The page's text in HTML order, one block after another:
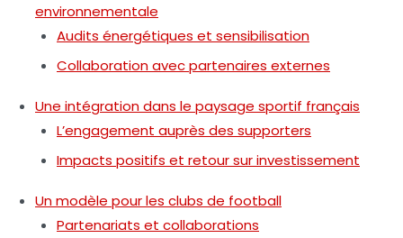
environnementale
Audits énergétiques et sensibilisation
Collaboration avec partenaires externes
Une intégration dans le paysage sportif français
L’engagement auprès des supporters
Impacts positifs et retour sur investissement
Un modèle pour les clubs de football
Partenariats et collaborations